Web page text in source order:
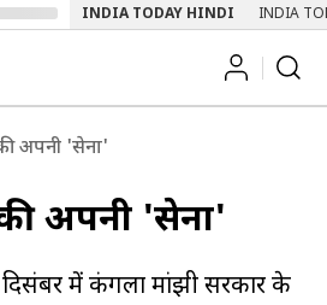
INDIA TODAY HINDI INDIA
अपनी 'सेना'
अपनी 'सेना'
में कंगला मांझी सरकार के